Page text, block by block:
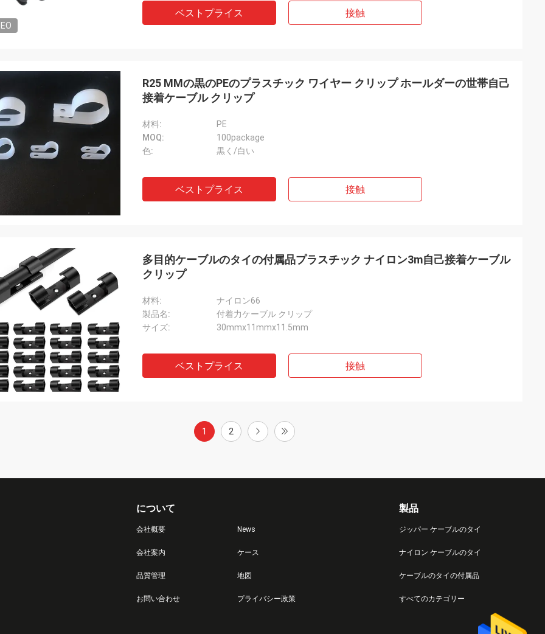
ベストプライス 接触
R25 MMの黒のPEのプラスチック ワイヤー クリップ ホールダーの世帯自己
接着ケーブル クリップ
材料:
PE
MOQ:
100package
色:
黒く/白い
ベストプライス 接触
多目的ケーブルのタイの付属品プラスチック ナイロン3m自己接着ケーブル
クリップ
材料:
ナイロン66
製品名:
付着力ケーブル クリップ
サイズ:
30mmx11mmx11.5mm
ベストプライス 接触
1 2
について
会社概要
会社案内
品質管理
お問い合わせ
News
ケース
地図
プライバシー政策
製品
ジッパー ケーブルのタイ
ナイロン ケーブルのタイ
ケーブルのタイの付属品
すべてのカテゴリー